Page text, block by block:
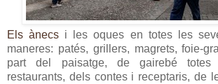
Els ànecs i les oques en totes les
maneres: patés, grillers, magrets, foie-
part del paisatge, de gairebé
restaurants, dels contes i receptaris, de